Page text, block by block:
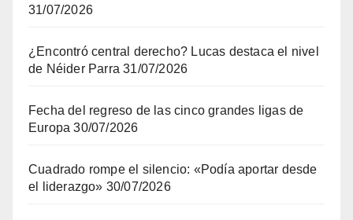
31/07/2026
¿Encontró central derecho? Lucas destaca el nivel
de Néider Parra 31/07/2026
Fecha del regreso de las cinco grandes ligas de
Europa 30/07/2026
Cuadrado rompe el silencio: «Podía aportar desde
el liderazgo» 30/07/2026